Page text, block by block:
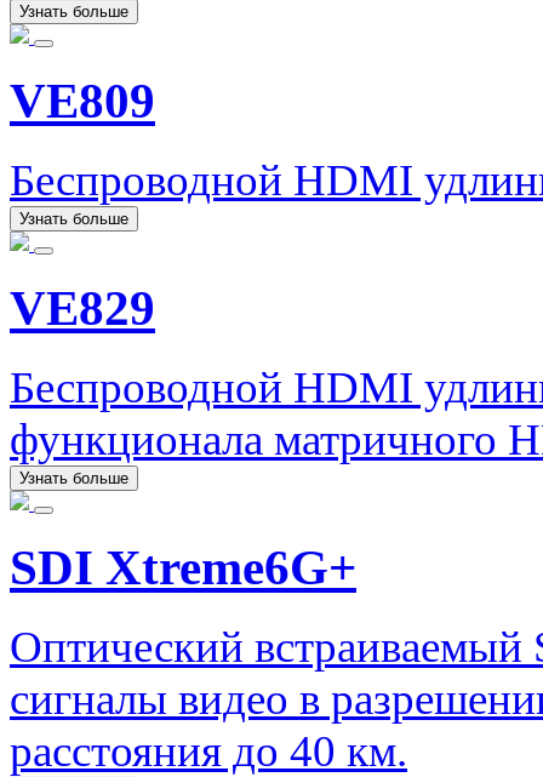
Узнать больше
VE809
Беспроводной HDMI
Узнать больше
VE829
Беспроводной HDMI
функционала матричного
Узнать больше
SDI Xtreme6G+
Оптический
сигналы видео в
расстояния до 40 км.